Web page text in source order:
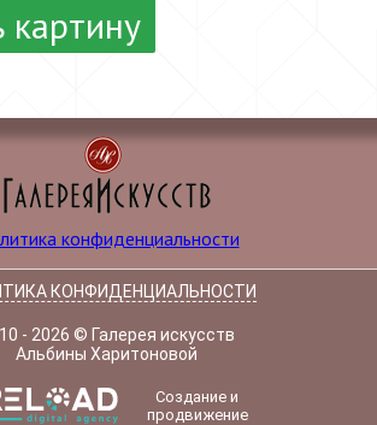
картину
конфиденциальности
КОНФИДЕНЦИАЛЬНОСТИ
- 2026 © Галерея искусств
Альбины Харитоновой
Создание и
продвижение